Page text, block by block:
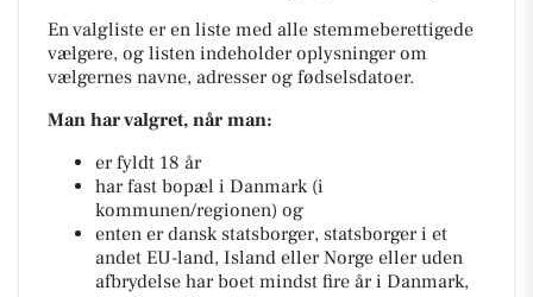
En valgliste er en liste med alle stemmeberettigede
vælgere, og listen indeholder oplysninger om
vælgernes navne, adresser og fødselsdatoer.
Man har valgret, når man:
er fyldt 18 år
har fast bopæl i Danmark (i
kommunen/regionen) og
enten er dansk statsborger, statsborger i et
andet EU-land, Island eller Norge eller uden
afbrydelse har boet mindst fire år i Danmark,